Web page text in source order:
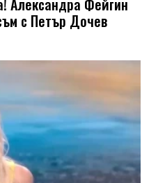
Александра Фейгин
с Петър Дочев